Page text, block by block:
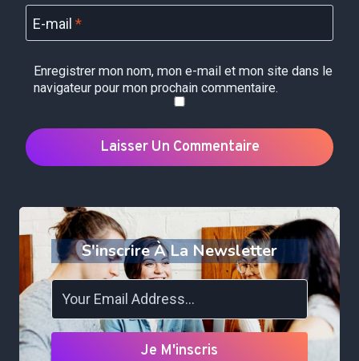
E-mail *
Enregistrer mon nom, mon e-mail et mon site dans le
navigateur pour mon prochain commentaire.
S'inscrire À La Newsletter
Je M'inscris